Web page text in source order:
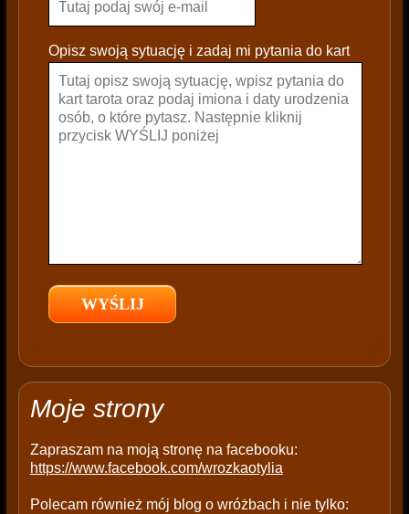
e
a
e
e
p
y
Opisz swoją sytuację i zadaj mi pytania do kart
Moje strony
Zapraszam na moją stronę na facebooku:
https://www.facebook.com/wrozkaotylia
Polecam również mój blog o wróżbach i nie tylko: